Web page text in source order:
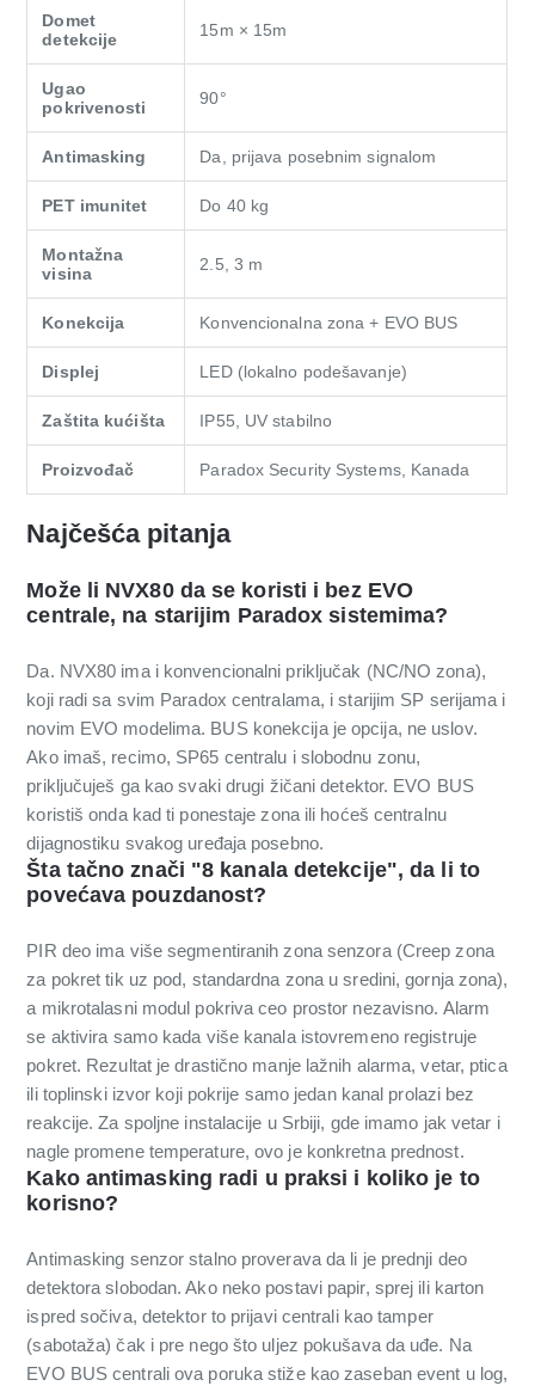
Domet
detekcije
15m × 15m
Ugao
pokrivenosti
90°
Antimasking Da, prijava posebnim signalom
PET imunitet Do 40 kg
Montažna
visina
2.5, 3 m
Konekcija Konvencionalna zona + EVO BUS
Displej LED (lokalno podešavanje)
Zaštita kućišta IP55, UV stabilno
Proizvođač Paradox Security Systems, Kanada
Najčešća pitanja
Može li NVX80 da se koristi i bez EVO
centrale, na starijim Paradox sistemima?
Da. NVX80 ima i konvencionalni priključak (NC/NO zona),
koji radi sa svim Paradox centralama, i starijim SP serijama i
novim EVO modelima. BUS konekcija je opcija, ne uslov.
Ako imaš, recimo, SP65 centralu i slobodnu zonu,
priključuješ ga kao svaki drugi žičani detektor. EVO BUS
koristiš onda kad ti ponestaje zona ili hoćeš centralnu
dijagnostiku svakog uređaja posebno.
Šta tačno znači "8 kanala detekcije", da li to
povećava pouzdanost?
PIR deo ima više segmentiranih zona senzora (Creep zona
za pokret tik uz pod, standardna zona u sredini, gornja zona),
a mikrotalasni modul pokriva ceo prostor nezavisno. Alarm
se aktivira samo kada više kanala istovremeno registruje
pokret. Rezultat je drastično manje lažnih alarma, vetar, ptica
ili toplinski izvor koji pokrije samo jedan kanal prolazi bez
reakcije. Za spoljne instalacije u Srbiji, gde imamo jak vetar i
nagle promene temperature, ovo je konkretna prednost.
Kako antimasking radi u praksi i koliko je to
korisno?
Antimasking senzor stalno proverava da li je prednji deo
detektora slobodan. Ako neko postavi papir, sprej ili karton
ispred sočiva, detektor to prijavi centrali kao tamper
(sabotaža) čak i pre nego što uljez pokušava da uđe. Na
EVO BUS centrali ova poruka stiže kao zaseban event u log,